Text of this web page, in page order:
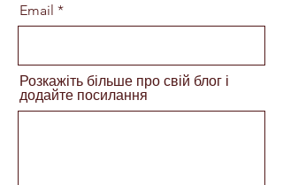
Email
Розкажіть більше про свій блог і
додайте посилання